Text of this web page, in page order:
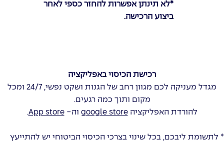
*לא תינתן אפשרות להחזר כספי לאחר
ביצוע הרכישה.
רכישת הכיסוי באפליקציה
מגדל מעניקה לכם מגוון רחב של הגנות ושקט נפשי, 24/7 ומכל
מקום ותוך כמה רגעים.
להורדת האפליקציהgoogle store וה-App store
.
* לתשומת ליבכם, בכל שינוי בצרכי הכיסוי הביטוחי יש להתייעץ